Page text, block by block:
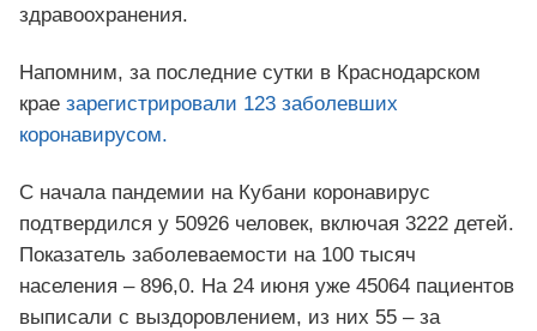
здравоохранения.
Напомним, за последние сутки в Краснодарском
крае зарегистрировали 123 заболевших
коронавирусом.
С начала пандемии на Кубани коронавирус
подтвердился у 50926 человек, включая 3222 детей.
Показатель заболеваемости на 100 тысяч
населения – 896,0. На 24 июня уже 45064 пациентов
выписали с выздоровлением, из них 55 – за